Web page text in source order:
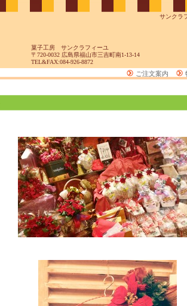
サンクラ
菓子工房 サンクラフィーユ
〒720-0032 広島県福山市三吉町南1-13-14
TEL&FAX:084-926-8872
ご注文案内